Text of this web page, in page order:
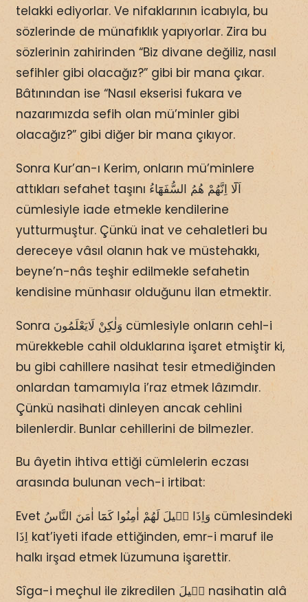
telakki ediyorlar. Ve nifaklarının icabıyla, bu
sözlerinde de münafıklık yapıyorlar. Zira bu
sözlerinin zahirinden “Biz divane değiliz, nasıl
sefihler gibi olacağız?” gibi bir mana çıkar.
Bâtınından ise “Nasıl ekserisi fukara ve
nazarımızda sefih olan mü’minler gibi
olacağız?” gibi diğer bir mana çıkıyor.
Sonra Kur’an-ı Kerim, onların mü’minlere
attıkları sefahet taşını اَلَٓا اِنَّهُمْ هُمُ السُّفَهَٓاءُ
cümlesiyle iade etmekle kendilerine
yutturmuştur. Çünkü inat ve cehaletleri bu
dereceye vâsıl olanın hak ve müstehakkı,
beyne’n-nâs teşhir edilmekle sefahetin
kendisine münhasır olduğunu ilan etmektir.
Sonra وَلٰكِنْ لَايَعْلَمُونَ cümlesiyle onların cehl-i
mürekkeble cahil olduklarına işaret etmiştir ki,
bu gibi cahillere nasihat tesir etmediğinden
onlardan tamamıyla i’raz etmek lâzımdır.
Çünkü nasihati dinleyen ancak cehlini
bilenlerdir. Bunlar cehillerini de bilmezler.
Bu âyetin ihtiva ettiği cümlelerin eczası
arasında bulunan vech-i irtibat:
Evet وَاِذَا قٖيلَ لَهُمْ اٰمِنُوا كَمَٓا اٰمَنَ النَّاسُ cümlesindeki
اِذَا kat’iyeti ifade ettiğinden, emr-i maruf ile
halkı irşad etmek lüzumuna işarettir.
Sîga-i meçhul ile zikredilen قٖيلَ nasihatin alâ